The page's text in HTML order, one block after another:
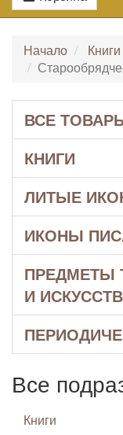
Начало
Книги
ВСЕ
КНИГИ
ЛИТЫЕ
ИКОНЫ
ПРЕДМЕТЫ
И
Все
Книги